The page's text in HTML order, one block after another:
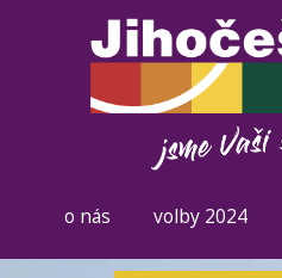
o nás volby 2024